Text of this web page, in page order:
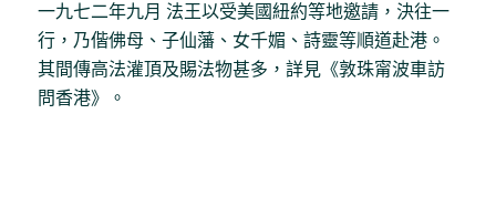
一九七二年九月 法王以受美國紐約等地邀請，決往一
行，乃偕佛母、子仙藩、女千媚、詩靈等順道赴港。
其間傳高法灌頂及賜法物甚多，詳見《敦珠甯波車訪
問香港》。